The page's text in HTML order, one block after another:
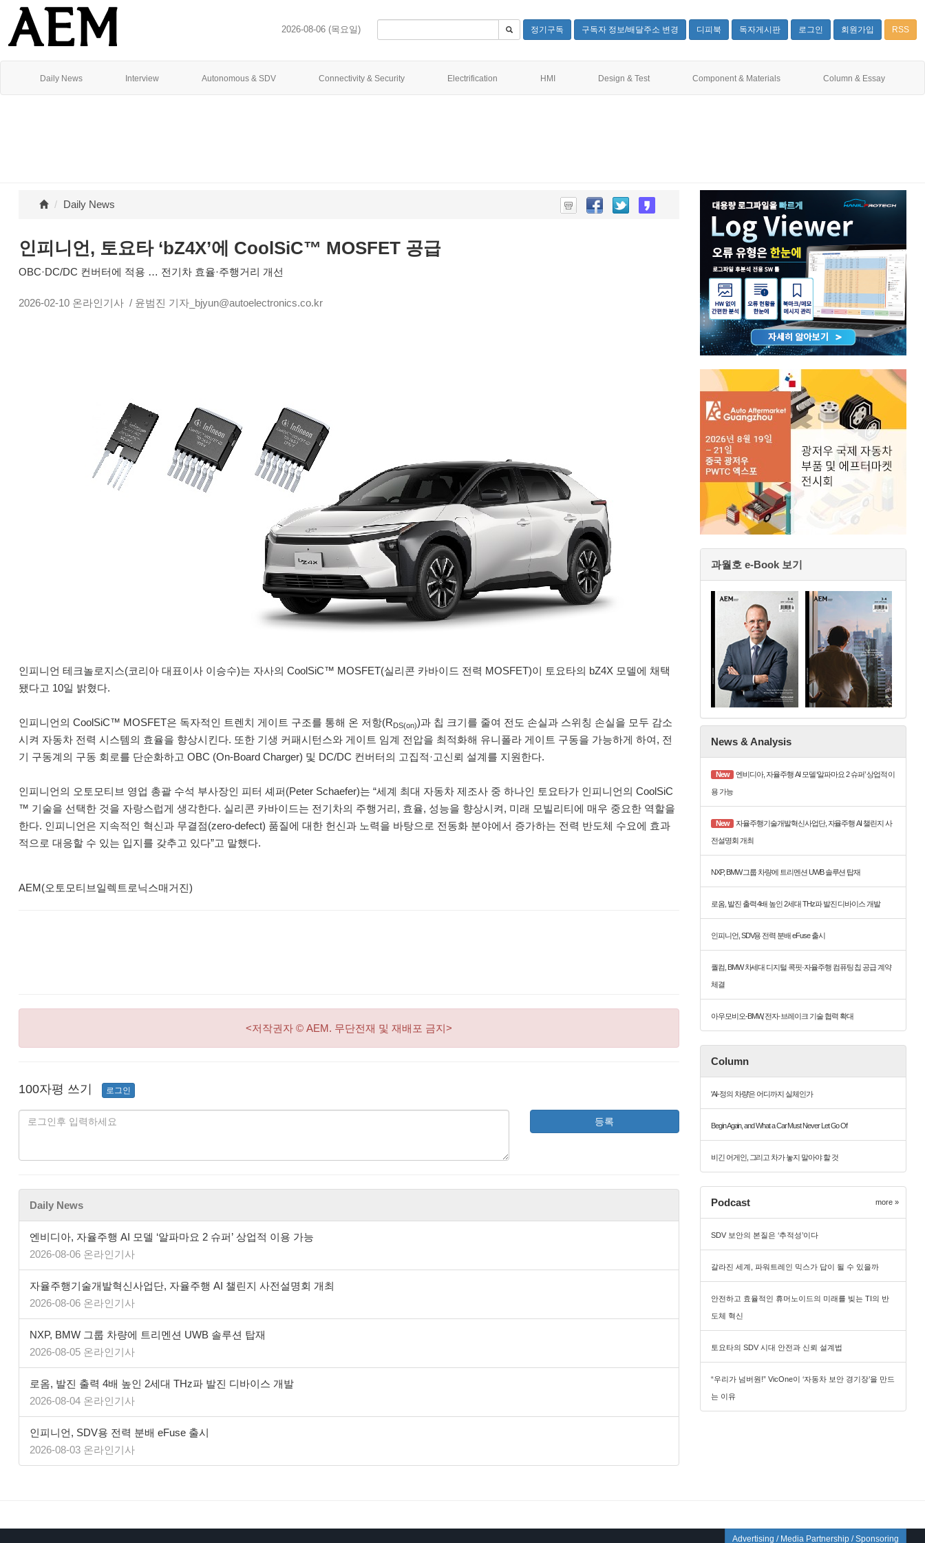
2026-08-06 (목요일) 정기구독 구독자 정보/배달주소 변경 디피북 독자게시판 로그인 회원가입 RSS
Daily News Interview Autonomous & SDV Connectivity & Security Electrification HMI Design & Test Component & Materials Column & Essay
Daily News
인피니언, 토요타 ‘bZ4X’에 CoolSiC™ MOSFET 공급
OBC·DC/DC 컨버터에 적용 … 전기차 효율·주행거리 개선
2026-02-10 온라인기사 / 윤범진 기자_bjyun@autoelectronics.co.kr
인피니언 테크놀로지스(코리아 대표이사 이승수)는 자사의 CoolSiC™ MOSFET(실리콘 카바이드 전력 MOSFET)이 토요타의 bZ4X 모델에 채택
됐다고 10일 밝혔다.
인피니언의 CoolSiC™ MOSFET은 독자적인 트렌치 게이트 구조를 통해 온 저항(RDS(on))과 칩 크기를 줄여 전도 손실과 스위칭 손실을 모두 감소
시켜 자동차 전력 시스템의 효율을 향상시킨다. 또한 기생 커패시턴스와 게이트 임계 전압을 최적화해 유니폴라 게이트 구동을 가능하게 하여, 전
기 구동계의 구동 회로를 단순화하고 OBC (On-Board Charger) 및 DC/DC 컨버터의 고집적·고신뢰 설계를 지원한다.
인피니언의 오토모티브 영업 총괄 수석 부사장인 피터 셰퍼(Peter Schaefer)는 “세계 최대 자동차 제조사 중 하나인 토요타가 인피니언의 CoolSiC
™ 기술을 선택한 것을 자랑스럽게 생각한다. 실리콘 카바이드는 전기차의 주행거리, 효율, 성능을 향상시켜, 미래 모빌리티에 매우 중요한 역할을
한다. 인피니언은 지속적인 혁신과 무결점(zero-defect) 품질에 대한 헌신과 노력을 바탕으로 전동화 분야에서 증가하는 전력 반도체 수요에 효과
적으로 대응할 수 있는 입지를 갖추고 있다”고 말했다.
AEM(오토모티브일렉트로닉스매거진)
<저작권자 © AEM. 무단전재 및 재배포 금지>
100자평 쓰기 로그인
등록
Daily News
엔비디아, 자율주행 AI 모델 ‘알파마요 2 슈퍼’ 상업적 이용 가능
2026-08-06 온라인기사
자율주행기술개발혁신사업단, 자율주행 AI 챌린지 사전설명회 개최
2026-08-06 온라인기사
NXP, BMW 그룹 차량에 트리멘션 UWB 솔루션 탑재
2026-08-05 온라인기사
로옴, 발진 출력 4배 높인 2세대 THz파 발진 디바이스 개발
2026-08-04 온라인기사
인피니언, SDV용 전력 분배 eFuse 출시
2026-08-03 온라인기사
과월호 e-Book 보기
News & Analysis
New 엔비디아, 자율주행 AI 모델 ‘알파마요 2 슈퍼’ 상업적 이
용 가능
New 자율주행기술개발혁신사업단, 자율주행 AI 챌린지 사
전설명회 개최
NXP, BMW 그룹 차량에 트리멘션 UWB 솔루션 탑재
로옴, 발진 출력 4배 높인 2세대 THz파 발진 디바이스 개발
인피니언, SDV용 전력 분배 eFuse 출시
퀄컴, BMW 차세대 디지털 콕핏·자율주행 컴퓨팅 칩 공급 계약
체결
아우모비오-BMW, 전자·브레이크 기술 협력 확대
Column
'AI-정의 차량'은 어디까지 실체인가
Begin Again, and What a Car Must Never Let Go Of
비긴 어게인, 그리고 차가 놓지 말아야 할 것
Podcast more »
SDV 보안의 본질은 ‘추적성’이다
갈라진 세계, 파워트레인 믹스가 답이 될 수 있을까
안전하고 효율적인 휴머노이드의 미래를 빚는 TI의 반
도체 혁신
토요타의 SDV 시대 안전과 신뢰 설계법
“우리가 넘버원!” VicOne이 ‘자동차 보안 경기장’을 만드
는 이유
Advertising / Media Partnership / Sponsoring